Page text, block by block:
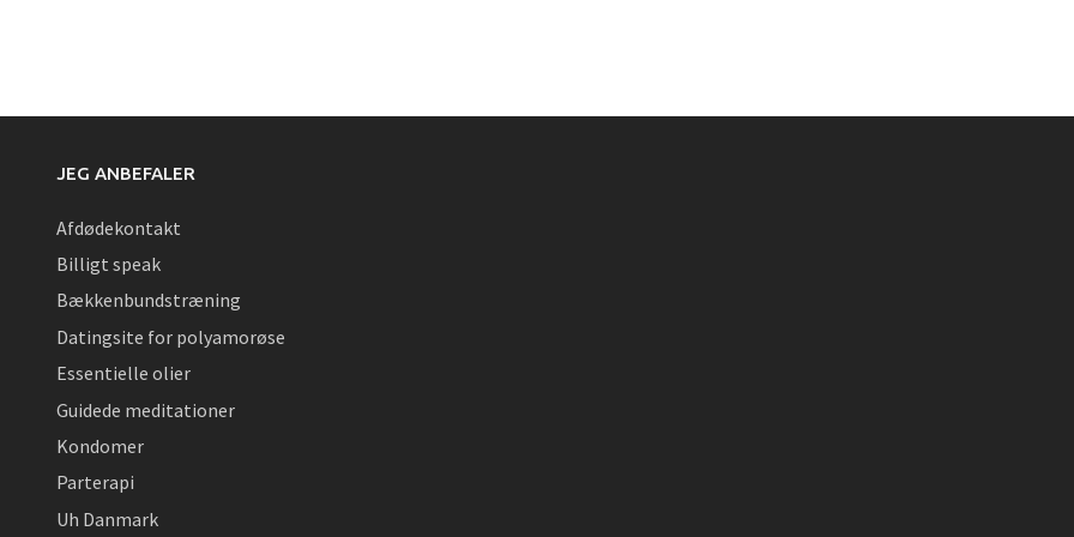
JEG ANBEFALER
Afdødekontakt
Billigt speak
Bækkenbundstræning
Datingsite for polyamorøse
Essentielle olier
Guidede meditationer
Kondomer
Parterapi
Uh Danmark